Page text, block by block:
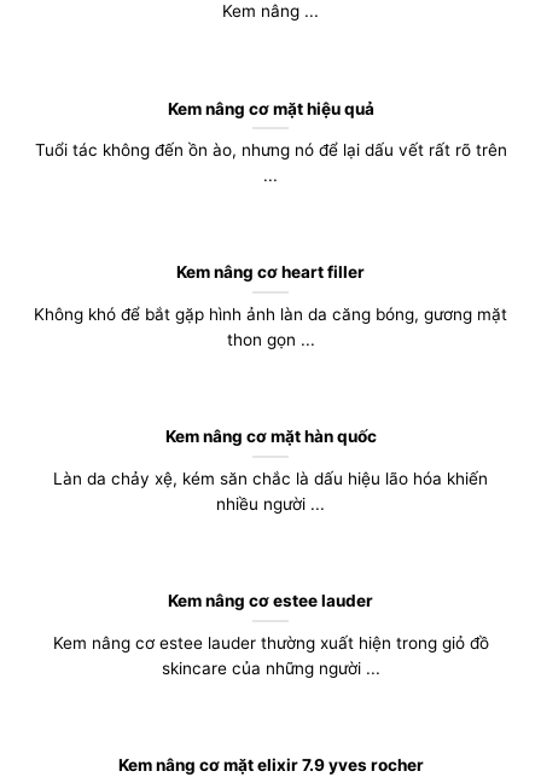
Kem nâng ...
Kem nâng cơ mặt hiệu quả
Tuổi tác không đến ồn ào, nhưng nó để lại dấu vết rất rõ trên
...
Kem nâng cơ heart filler
Không khó để bắt gặp hình ảnh làn da căng bóng, gương mặt
thon gọn ...
Kem nâng cơ mặt hàn quốc
Làn da chảy xệ, kém săn chắc là dấu hiệu lão hóa khiến
nhiều người ...
Kem nâng cơ estee lauder
Kem nâng cơ estee lauder thường xuất hiện trong giỏ đồ
skincare của những người ...
Kem nâng cơ mặt elixir 7.9 yves rocher